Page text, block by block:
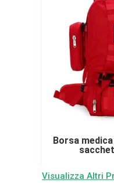
Borsa
Visualizza Altri